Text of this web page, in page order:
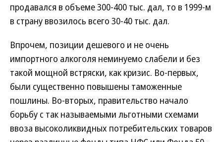
продавался в объеме 300-400 тыс. дал, то в 1999-м
в страну ввозилось всего 30-40 тыс. дал.
Впрочем, позиции дешевого и не очень
импортного алкоголя неминуемо слабели и без
такой мощной встряски, как кризис. Во-первых,
были существенно повышены таможенные
пошлины. Во-вторых, правительство начало
борьбу с так называемыми льготными схемами
ввоза высоколиквидных потребительских товаров